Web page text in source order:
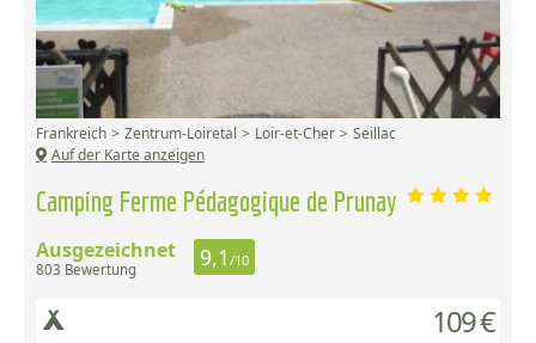
Camping Ferme Pédagogique de Prunay
Frankreich Zentrum-Loiretal Loir-et-Cher
Seillac
Auf der Karte anzeigen
Ausgezeichnet
803 Bewertung 9,1 /10
109 €